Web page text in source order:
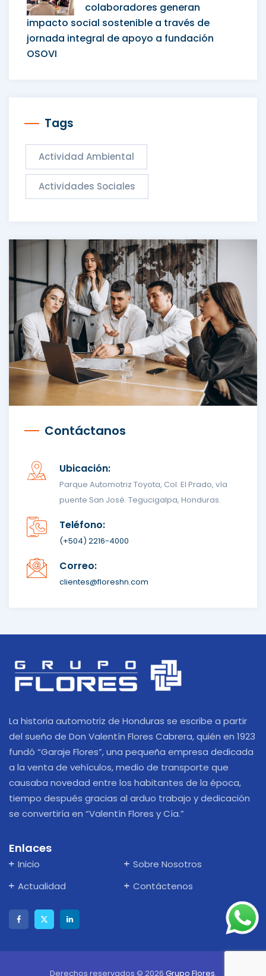
colaboradores generan
impacto social sostenible a través de
jornada integral de apoyo a fundación
OSOVI
Tags
Actividad Ambiental
Actividades Sociales
Contáctanos
Ubicación:
Parque Automotriz Toyota, Col. El Prado, vía
puente San José. Tegucigalpa, Honduras.
Teléfono:
(+504) 2216-4000
Correo:
clientes@floreshn.com
La historia automotriz de Honduras se escribe a partir
del sueño de Don Valentín Flores Cabrera, quién en 1923
fundó “Garaje Flores”, una pequeña empresa dedicada
a la venta de vehículos, medio de transporte que
causaba novedad entre los habitantes de la época,
tiempo después gracias al arduo trabajo y dedicación
se convertiría en “Valentín Flores y Cía.”
Enlaces
Inicio
Sobre Nosotros
Actualidad
Contáctenos
Derechos reservados © 2026 Grupo Flores.